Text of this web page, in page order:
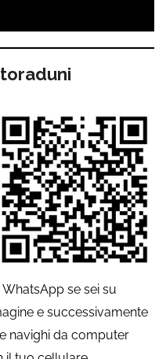
se sei su
e successivamente
navighi da computer